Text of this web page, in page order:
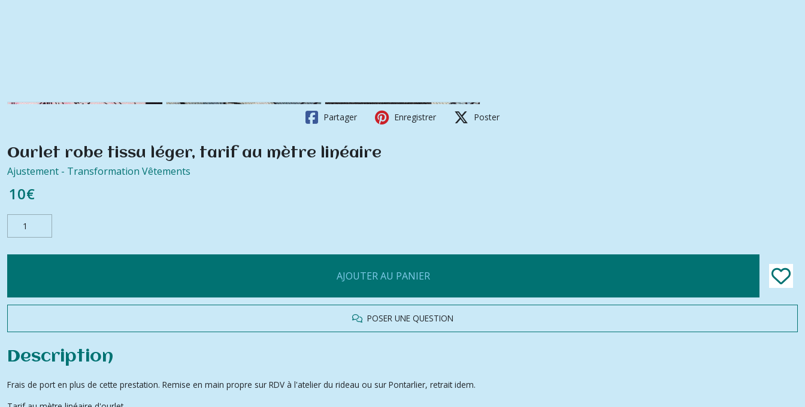
Partager Enregistrer Poster
Ourlet robe tissu léger, tarif au mètre linéaire
Ajustement - Transformation Vêtements
10€
AJOUTER AU PANIER
POSER UNE QUESTION
Description
Frais de port en plus de cette prestation. Remise en main propre sur RDV à l'atelier du rideau ou sur Pontarlier, retrait idem.